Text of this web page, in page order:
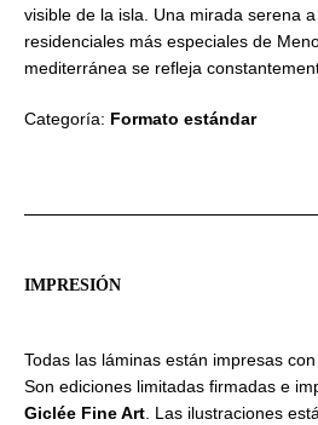
visible de la isla. Una mirada serena
residenciales más especiales de
mediterránea se refleja
Categoría: Formato estándar
IMPRESIÓN
Todas las láminas están impresas
Son ediciones limitadas firmadas e
Giclée Fine Art . Las ilustraciones